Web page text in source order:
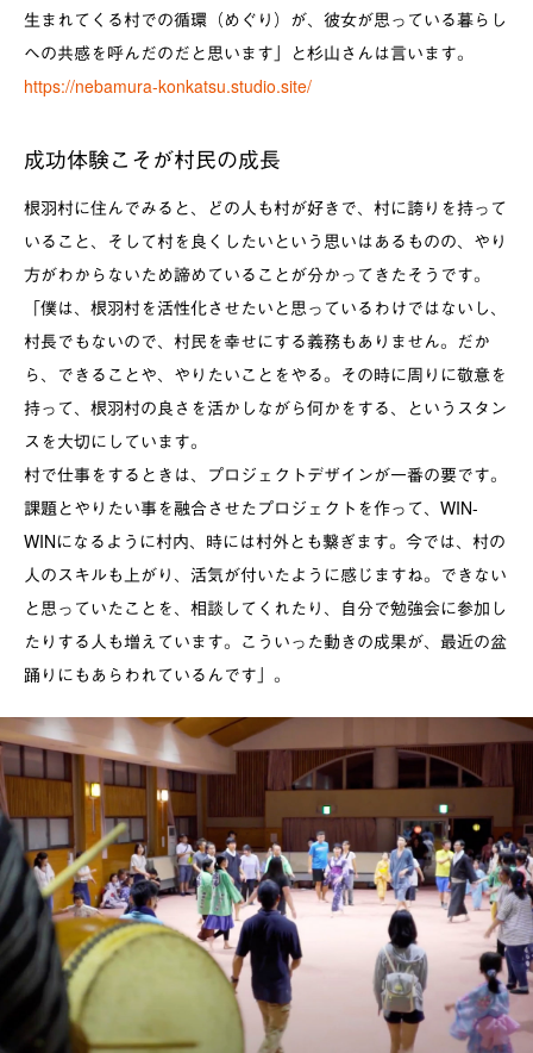
生まれてくる村での循環（めぐり）が、彼女が思っている暮らし
への共感を呼んだのだと思います」と杉山さんは言います。
https://nebamura-konkatsu.studio.site/
成功体験こそが村民の成長
根羽村に住んでみると、どの人も村が好きで、村に誇りを持って
いること、そして村を良くしたいという思いはあるものの、やり
方がわからないため諦めていることが分かってきたそうです。
「僕は、根羽村を活性化させたいと思っているわけではないし、
村長でもないので、村民を幸せにする義務もありません。だか
ら、できることや、やりたいことをやる。その時に周りに敬意を
持って、根羽村の良さを活かしながら何かをする、というスタン
スを大切にしています。
村で仕事をするときは、プロジェクトデザインが一番の要です。
課題とやりたい事を融合させたプロジェクトを作って、WIN-
WINになるように村内、時には村外とも繋ぎます。今では、村の
人のスキルも上がり、活気が付いたように感じますね。できない
と思っていたことを、相談してくれたり、自分で勉強会に参加し
たりする人も増えています。こういった動きの成果が、最近の盆
踊りにもあらわれているんです」。